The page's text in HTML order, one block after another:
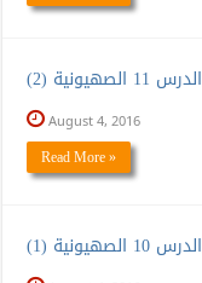
الدرس 11 الصهيونية (2)
August 4, 2016
Read More »
الدرس 10 الصهيونية (1)